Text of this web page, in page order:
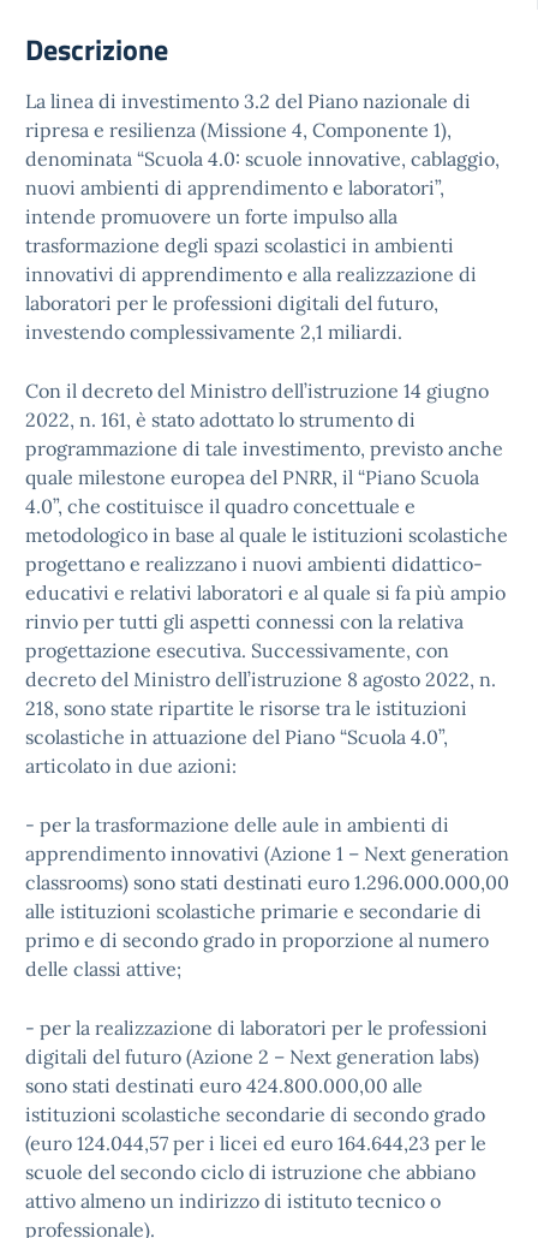
Descrizione
La linea di investimento 3.2 del Piano nazionale di
ripresa e resilienza (Missione 4, Componente 1),
denominata “Scuola 4.0: scuole innovative, cablaggio,
nuovi ambienti di apprendimento e laboratori”,
intende promuovere un forte impulso alla
trasformazione degli spazi scolastici in ambienti
innovativi di apprendimento e alla realizzazione di
laboratori per le professioni digitali del futuro,
investendo complessivamente 2,1 miliardi.
Con il decreto del Ministro dell’istruzione 14 giugno
2022, n. 161, è stato adottato lo strumento di
programmazione di tale investimento, previsto anche
quale milestone europea del PNRR, il “Piano Scuola
4.0”, che costituisce il quadro concettuale e
metodologico in base al quale le istituzioni scolastiche
progettano e realizzano i nuovi ambienti didattico-
educativi e relativi laboratori e al quale si fa più ampio
rinvio per tutti gli aspetti connessi con la relativa
progettazione esecutiva. Successivamente, con
decreto del Ministro dell’istruzione 8 agosto 2022, n.
218, sono state ripartite le risorse tra le istituzioni
scolastiche in attuazione del Piano “Scuola 4.0”,
articolato in due azioni:
- per la trasformazione delle aule in ambienti di
apprendimento innovativi (Azione 1 – Next generation
classrooms) sono stati destinati euro 1.296.000.000,00
alle istituzioni scolastiche primarie e secondarie di
primo e di secondo grado in proporzione al numero
delle classi attive;
- per la realizzazione di laboratori per le professioni
digitali del futuro (Azione 2 – Next generation labs)
sono stati destinati euro 424.800.000,00 alle
istituzioni scolastiche secondarie di secondo grado
(euro 124.044,57 per i licei ed euro 164.644,23 per le
scuole del secondo ciclo di istruzione che abbiano
attivo almeno un indirizzo di istituto tecnico o
professionale).